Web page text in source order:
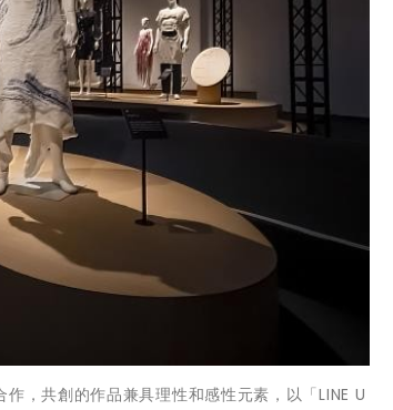
，共創的作品兼具理性和感性元素，以「LINE U